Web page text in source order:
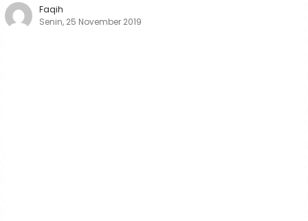
Faqih
Senin, 25 November 2019